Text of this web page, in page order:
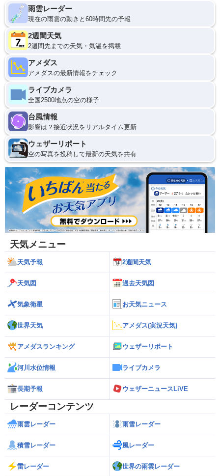
雨雲レーダー
現在の雨雲の動きと60時間先の予報
2週間天気
2週間先までの天気・気温を掲載
アメダス
アメダスの最新情報をチェック
ライブカメラ
全国2500地点の空の様子
台風情報
影響は？接近状況をリアルタイム更新
ウェザーリポート
空の写真を投稿して最新の天気を共有
天気メニュー
天気予報 2週間天気
天気図 過去天気図
気象衛星 お天気ニュース
世界天気 アメダス(実況天気)
アメダスランキング ウェザーリポート
河川水位情報 ライブカメラ
長期予報 ウェザーニュースLiVE
レーダーコンテンツ
雨雲レーダー 雨雪レーダー
積雪レーダー 風レーダー
雷レーダー 世界の雨雲レーダー